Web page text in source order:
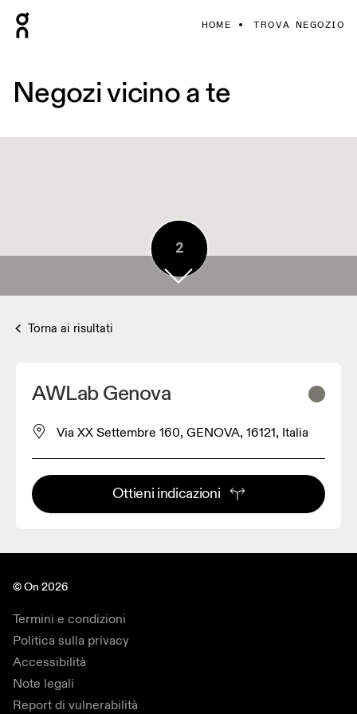
HOME TROVA NEGOZIO
Negozi vicino a te
2
Torna ai risultati
AWLab Genova
Via XX Settembre 160, GENOVA, 16121, Italia
Ottieni indicazioni
© On 2026
Termini e condizioni
Politica sulla privacy
Accessibilità
Note legali
Report di vulnerabilità